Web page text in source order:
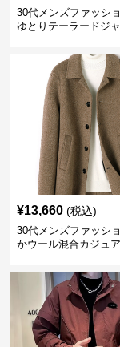
30代メンズファッシ
ゆとりテーラードジ
¥13,660 (税込)
30代メンズファッシ
かウール混合カジュ